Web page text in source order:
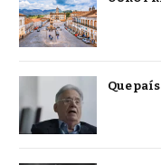
Que país